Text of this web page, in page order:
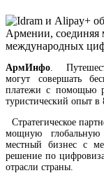
АрмИнфо .
могут совершать
платежи с помощью
туристический опыт в
Стратегическое
мощную
местный бизнес с
решение по
отрасли страны.